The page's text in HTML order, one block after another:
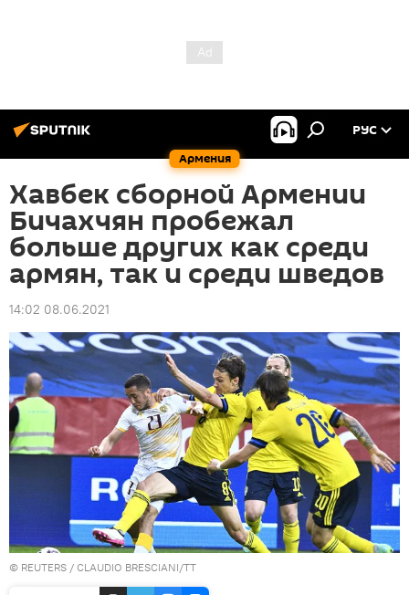
Армения
РУС
Хавбек сборной Армении
Бичахчян пробежал
больше других как среди
армян, так и среди шведов
14:02 08.06.2021
© REUTERS / CLAUDIO BRESCIANI/TT